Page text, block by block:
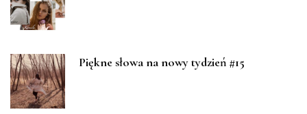
Piękne słowa na nowy tydzień #15